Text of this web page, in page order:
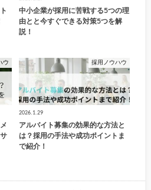
中小企業が採用に苦戦する5つの理
由とと今すぐできる対策5つを解
説！
ウ 採用ノウハウ
2026.1.29
アルバイト募集の効果的な方法と
は？採用の手法や成功ポイントま
で紹介！